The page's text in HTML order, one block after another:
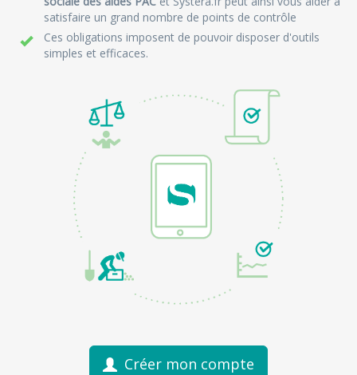
satisfaire un grand nombre de points de contrôle
Ces obligations imposent de pouvoir disposer d'outils
simples et efficaces.
Créer mon compte